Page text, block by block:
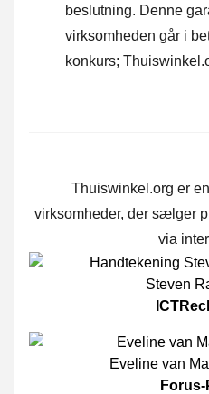
beslutning. Denne
virksomheden går i
konkurs;
Thuiswinkel.org er
virksomheder, der sælger
via
Steven
Eveline van